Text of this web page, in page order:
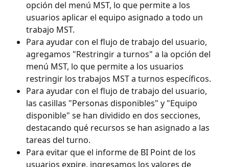
opción del menú MST, lo que permite a los
usuarios aplicar el equipo asignado a todo un
trabajo MST.
Para ayudar con el flujo de trabajo del usuario,
agregamos "Restringir a turnos" a la opción del
menú MST, lo que permite a los usuarios
restringir los trabajos MST a turnos específicos.
Para ayudar con el flujo de trabajo del usuario,
las casillas "Personas disponibles" y "Equipo
disponible" se han dividido en dos secciones,
destacando qué recursos se han asignado a las
tareas del turno.
Para evitar que el informe de BI Point de los
usuarios expire, ingresamos los valores de